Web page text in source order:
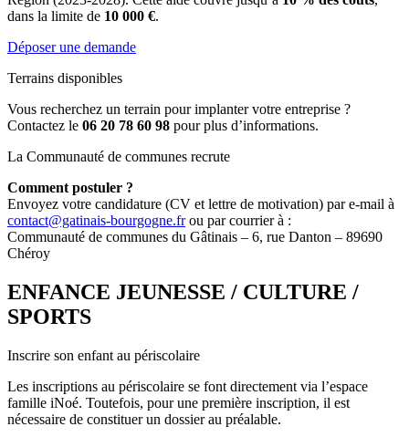
dans la limite de 10 000 €.
Déposer une demande
Terrains disponibles
Vous recherchez un terrain pour implanter votre entreprise ?
Contactez le 06 20 78 60 98 pour plus d’informations.
La Communauté de communes recrute
Comment postuler ?
Envoyez votre candidature (CV et lettre de motivation) par e-mail à
contact@gatinais-bourgogne.frou par courrier à :
Communauté de communes du Gâtinais – 6, rue Danton – 89690
Chéroy
ENFANCE JEUNESSE / CULTURE /
SPORTS
Inscrire son enfant au périscolaire
Les inscriptions au périscolaire se font directement via l’espace
famille iNoé. Toutefois, pour une première inscription, il est
nécessaire de constituer un dossier au préalable.